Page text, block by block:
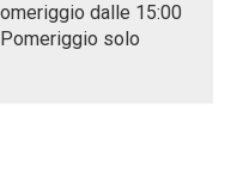
dalle 15:00
solo